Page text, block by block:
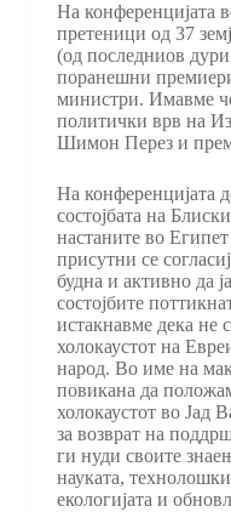
На конференцијата
претеници од 37
(од последниов
поранешни
министри. Имавме
политички врв на
Шимон Перез и
На конференцијата
состојбата на
настаните во
присутни се
будна и активно да
состојбите
истакнавме дека не
холокаустот на
народ. Во име на
повикана да
холокаустот во Јад
за возврат на
ги нуди своите
науката,
екологијата и